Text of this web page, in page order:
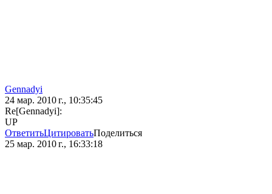
Gennadyi
24 мар. 2010 г., 10:35:45
Re[Gennadyi]:
UP
ОтветитьЦитироватьПоделиться
25 мар. 2010 г., 16:33:18